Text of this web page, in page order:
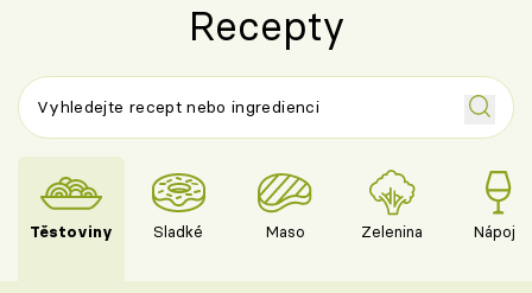
Recepty
Těstoviny Sladké Maso Zelenina Nápoje